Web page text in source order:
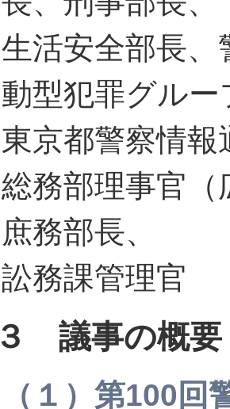
生活安全部長、
動型犯罪グル
東京都警察情報
総務部理事官（
庶務部長、
訟務課管理官
３ 議事の概要
（１）第100回